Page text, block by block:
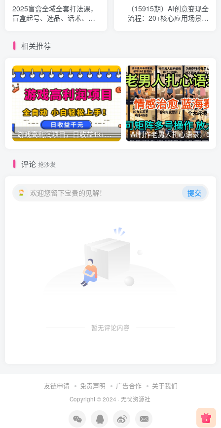
2025盲盒全域全套打法课，
盲盒起号、选品、话术、私
（15915期）AI创意变现全
流程：20+核心应用场景，
相关推荐
游戏高利润项目，日收益1k+，全自动，无需值守，解放双手，小白轻松上手【揭秘】
评论 抢沙发
欢迎您留下宝贵的见解！ 提交
暂无评论内容
友链申请 免责声明 广告合作 关于我们
Copyright © 2024 · 无忧资源社